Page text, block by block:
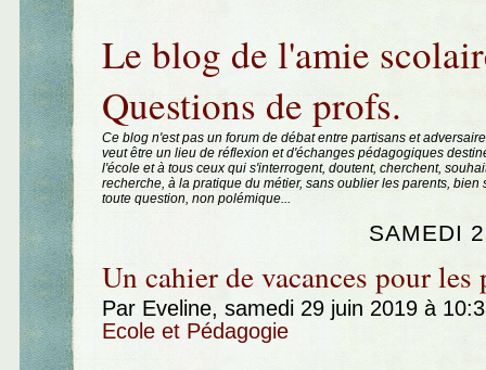
Le blog de l'amie
Questions de profs.
Ce blog n'est pas un forum de débat entre partisans et
veut être un lieu de réflexion et d'échanges pédagogiques
l'école et à tous ceux qui s'interrogent, doutent, cherchent,
recherche, à la pratique du métier, sans oublier les parents, bien
toute question, non polémique...
SAMEDI
Un cahier de vacances pour les
Par Eveline, samedi 29 juin 2019 à
Ecole et Pédagogie